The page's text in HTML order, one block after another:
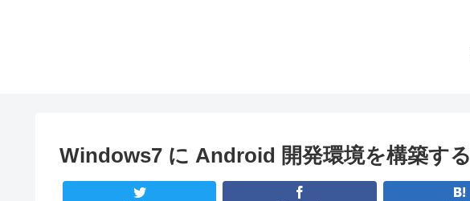
Windows7 に Android 開発環境を構築する